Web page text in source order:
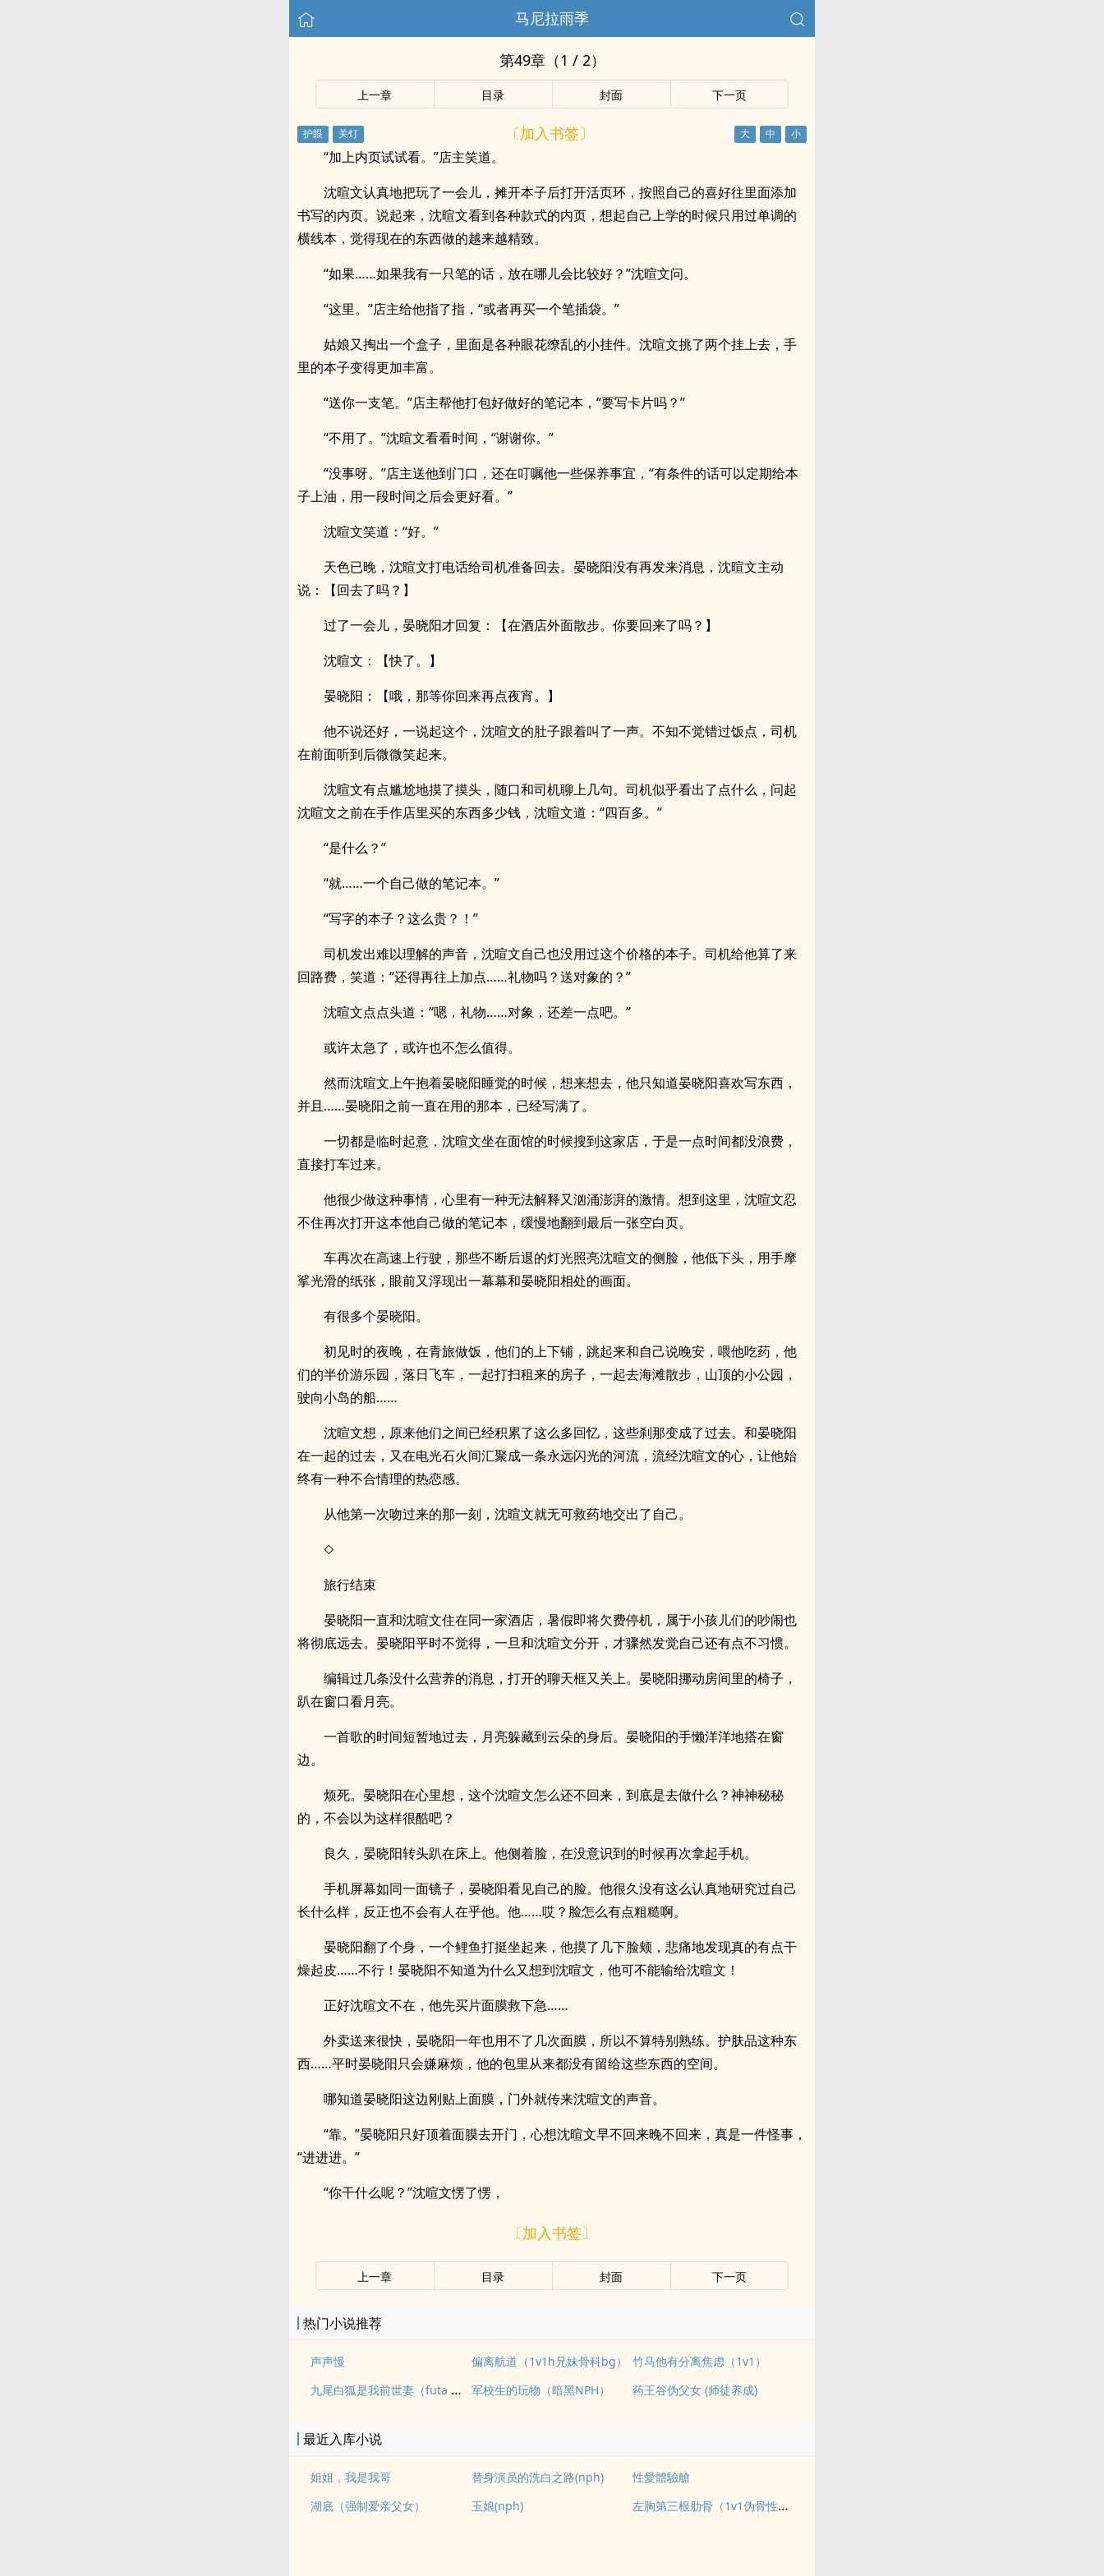
马尼拉雨季
第49章（1 / 2）
上一章 目录 封面 下一页
〔加入书签〕
“加上内页试试看。”店主笑道。
沈暄文认真地把玩了一会儿，摊开本子后打开活页环，按照自己的喜好往里面添加
书写的内页。说起来，沈暄文看到各种款式的内页，想起自己上学的时候只用过单调的
横线本，觉得现在的东西做的越来越精致。
“如果……如果我有一只笔的话，放在哪儿会比较好？”沈暄文问。
“这里。”店主给他指了指，“或者再买一个笔插袋。”
姑娘又掏出一个盒子，里面是各种眼花缭乱的小挂件。沈暄文挑了两个挂上去，手
里的本子变得更加丰富。
“送你一支笔。”店主帮他打包好做好的笔记本，“要写卡片吗？”
“不用了。”沈暄文看看时间，“谢谢你。”
“没事呀。”店主送他到门口，还在叮嘱他一些保养事宜，“有条件的话可以定期给本
子上油，用一段时间之后会更好看。”
沈暄文笑道：“好。”
天色已晚，沈暄文打电话给司机准备回去。晏晓阳没有再发来消息，沈暄文主动
说：【回去了吗？】
过了一会儿，晏晓阳才回复：【在酒店外面散步。你要回来了吗？】
沈暄文：【快了。】
晏晓阳：【哦，那等你回来再点夜宵。】
他不说还好，一说起这个，沈暄文的肚子跟着叫了一声。不知不觉错过饭点，司机
在前面听到后微微笑起来。
沈暄文有点尴尬地摸了摸头，随口和司机聊上几句。司机似乎看出了点什么，问起
沈暄文之前在手作店里买的东西多少钱，沈暄文道：“四百多。”
“是什么？”
“就……一个自己做的笔记本。”
“写字的本子？这么贵？！”
司机发出难以理解的声音，沈暄文自己也没用过这个价格的本子。司机给他算了来
回路费，笑道：“还得再往上加点……礼物吗？送对象的？”
沈暄文点点头道：“嗯，礼物……对象，还差一点吧。”
或许太急了，或许也不怎么值得。
然而沈暄文上午抱着晏晓阳睡觉的时候，想来想去，他只知道晏晓阳喜欢写东西，
并且……晏晓阳之前一直在用的那本，已经写满了。
一切都是临时起意，沈暄文坐在面馆的时候搜到这家店，于是一点时间都没浪费，
直接打车过来。
他很少做这种事情，心里有一种无法解释又汹涌澎湃的激情。想到这里，沈暄文忍
不住再次打开这本他自己做的笔记本，缓慢地翻到最后一张空白页。
车再次在高速上行驶，那些不断后退的灯光照亮沈暄文的侧脸，他低下头，用手摩
挲光滑的纸张，眼前又浮现出一幕幕和晏晓阳相处的画面。
有很多个晏晓阳。
初见时的夜晚，在青旅做饭，他们的上下铺，跳起来和自己说晚安，喂他吃药，他
们的半价游乐园，落日飞车，一起打扫租来的房子，一起去海滩散步，山顶的小公园，
驶向小岛的船……
沈暄文想，原来他们之间已经积累了这么多回忆，这些刹那变成了过去。和晏晓阳
在一起的过去，又在电光石火间汇聚成一条永远闪光的河流，流经沈暄文的心，让他始
终有一种不合情理的热恋感。
从他第一次吻过来的那一刻，沈暄文就无可救药地交出了自己。
◇
旅行结束
晏晓阳一直和沈暄文住在同一家酒店，暑假即将欠费停机，属于小孩儿们的吵闹也
将彻底远去。晏晓阳平时不觉得，一旦和沈暄文分开，才骤然发觉自己还有点不习惯。
编辑过几条没什么营养的消息，打开的聊天框又关上。晏晓阳挪动房间里的椅子，
趴在窗口看月亮。
一首歌的时间短暂地过去，月亮躲藏到云朵的身后。晏晓阳的手懒洋洋地搭在窗
边。
烦死。晏晓阳在心里想，这个沈暄文怎么还不回来，到底是去做什么？神神秘秘
的，不会以为这样很酷吧？
良久，晏晓阳转头趴在床上。他侧着脸，在没意识到的时候再次拿起手机。
手机屏幕如同一面镜子，晏晓阳看见自己的脸。他很久没有这么认真地研究过自己
长什么样，反正也不会有人在乎他。他……哎？脸怎么有点粗糙啊。
晏晓阳翻了个身，一个鲤鱼打挺坐起来，他摸了几下脸颊，悲痛地发现真的有点干
燥起皮……不行！晏晓阳不知道为什么又想到沈暄文，他可不能输给沈暄文！
正好沈暄文不在，他先买片面膜救下急……
外卖送来很快，晏晓阳一年也用不了几次面膜，所以不算特别熟练。护肤品这种东
西……平时晏晓阳只会嫌麻烦，他的包里从来都没有留给这些东西的空间。
哪知道晏晓阳这边刚贴上面膜，门外就传来沈暄文的声音。
“靠。”晏晓阳只好顶着面膜去开门，心想沈暄文早不回来晚不回来，真是一件怪事，
“进进进。”
“你干什么呢？”沈暄文愣了愣，
〔加入书签〕
上一章 目录 封面 下一页
热门小说推荐
声声慢 偏离航道（1v1h兄妹骨科bg） 竹马他有分离焦虑（1v1）
九尾白狐是我前世妻（futa 百合） 军校生的玩物（暗黑NPH） 药王谷伪父女 (师徒养成)
最近入库小说
姐姐，我是我哥 替身演员的洗白之路(nph)
性愛體驗艙
湖底（强制爱亲父女）
玉娘(nph) 左胸第三根肋骨（1v1伪骨性虐强制）